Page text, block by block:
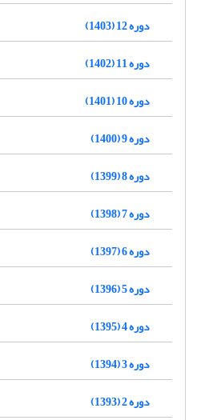
دوره 12 (1403)
دوره 11 (1402)
دوره 10 (1401)
دوره 9 (1400)
دوره 8 (1399)
دوره 7 (1398)
دوره 6 (1397)
دوره 5 (1396)
دوره 4 (1395)
دوره 3 (1394)
دوره 2 (1393)